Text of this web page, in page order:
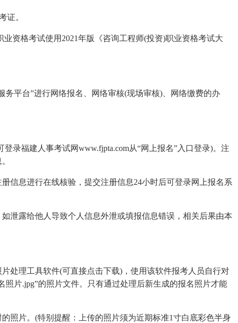
证。
资格考试使用2021年版《咨询工程师(投资)职业资格考试大
平台”进行网络报名、网络审核(现场审核)、网络缴费的办
福建人事考试网www.fjpta.com从“网上报名”入口登录)。注
息进行在线核验，提交注册信息24小时后可登录网上报名系
露给他人导致个人信息外泄或填报信息错误，相关后果由本
理工具软件(可直接点击下载)，使用该软件报考人员自行对
片.jpg”的照片文件。只有通过处理后新生成的报名照片才能
片。(特别提醒：上传的照片须为近期标准1寸白底彩色半身